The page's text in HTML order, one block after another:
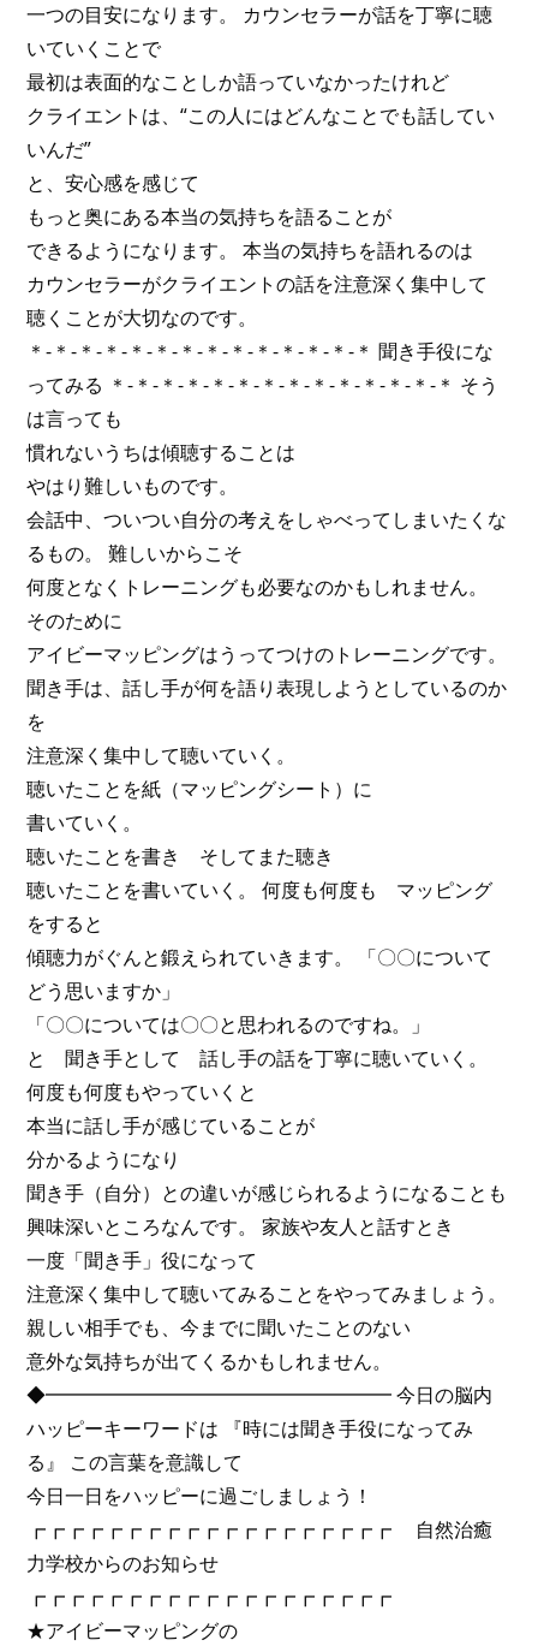
一つの目安になります。 カウンセラーが話を丁寧に聴
いていくことで
最初は表面的なことしか語っていなかったけれど
クライエントは、“この人にはどんなことでも話してい
いんだ”
と、安心感を感じて
もっと奥にある本当の気持ちを語ることが
できるようになります。 本当の気持ちを語れるのは
カウンセラーがクライエントの話を注意深く集中して
聴くことが大切なのです。
＊-＊-＊-＊-＊-＊-＊-＊-＊-＊-＊-＊-＊-＊ 聞き手役にな
ってみる ＊-＊-＊-＊-＊-＊-＊-＊-＊-＊-＊-＊-＊-＊ そう
は言っても
慣れないうちは傾聴することは
やはり難しいものです。
会話中、ついつい自分の考えをしゃべってしまいたくな
るもの。 難しいからこそ
何度となくトレーニングも必要なのかもしれません。
そのために
アイビーマッピングはうってつけのトレーニングです。
聞き手は、話し手が何を語り表現しようとしているのか
を
注意深く集中して聴いていく。
聴いたことを紙（マッピングシート）に
書いていく。
聴いたことを書き そしてまた聴き
聴いたことを書いていく。 何度も何度も マッピング
をすると
傾聴力がぐんと鍛えられていきます。 「〇〇について
どう思いますか」
「〇〇については〇〇と思われるのですね。」
と 聞き手として 話し手の話を丁寧に聴いていく。
何度も何度もやっていくと
本当に話し手が感じていることが
分かるようになり
聞き手（自分）との違いが感じられるようになることも
興味深いところなんです。 家族や友人と話すとき
一度「聞き手」役になって
注意深く集中して聴いてみることをやってみましょう。
親しい相手でも、今までに聞いたことのない
意外な気持ちが出てくるかもしれません。
◆━━━━━━━━━━━━━━━━━━ 今日の脳内
ハッピーキーワードは 『時には聞き手役になってみ
る』 この言葉を意識して
今日一日をハッピーに過ごしましょう！
┏┏┏┏┏┏┏┏┏┏┏┏┏┏┏┏┏┏┏ 自然治癒
力学校からのお知らせ
┏┏┏┏┏┏┏┏┏┏┏┏┏┏┏┏┏┏┏
★アイビーマッピングの